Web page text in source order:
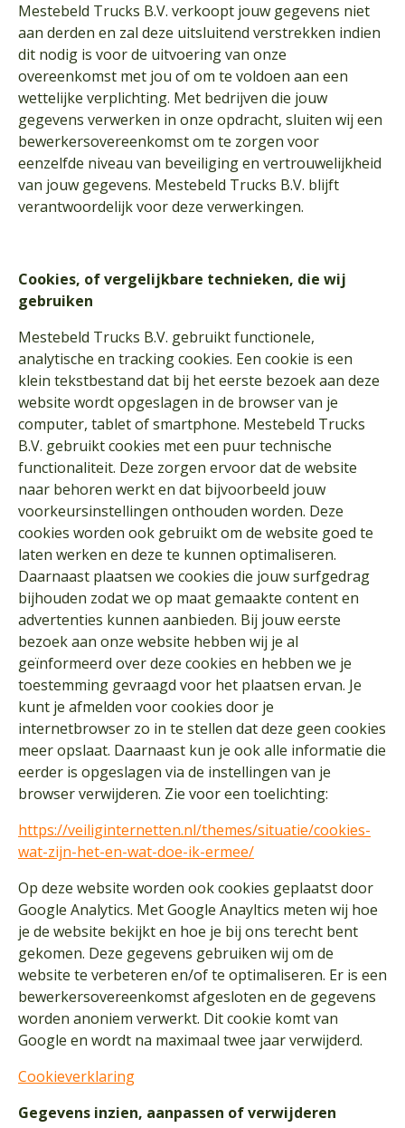
Mestebeld Trucks B.V. verkoopt jouw gegevens niet
aan derden en zal deze uitsluitend verstrekken indien
dit nodig is voor de uitvoering van onze
overeenkomst met jou of om te voldoen aan een
wettelijke verplichting. Met bedrijven die jouw
gegevens verwerken in onze opdracht, sluiten wij een
bewerkersovereenkomst om te zorgen voor
eenzelfde niveau van beveiliging en vertrouwelijkheid
van jouw gegevens. Mestebeld Trucks B.V. blijft
verantwoordelijk voor deze verwerkingen.
Cookies, of vergelijkbare technieken, die wij
gebruiken
Mestebeld Trucks B.V. gebruikt functionele,
analytische en tracking cookies. Een cookie is een
klein tekstbestand dat bij het eerste bezoek aan deze
website wordt opgeslagen in de browser van je
computer, tablet of smartphone. Mestebeld Trucks
B.V. gebruikt cookies met een puur technische
functionaliteit. Deze zorgen ervoor dat de website
naar behoren werkt en dat bijvoorbeeld jouw
voorkeursinstellingen onthouden worden. Deze
cookies worden ook gebruikt om de website goed te
laten werken en deze te kunnen optimaliseren.
Daarnaast plaatsen we cookies die jouw surfgedrag
bijhouden zodat we op maat gemaakte content en
advertenties kunnen aanbieden. Bij jouw eerste
bezoek aan onze website hebben wij je al
geïnformeerd over deze cookies en hebben we je
toestemming gevraagd voor het plaatsen ervan. Je
kunt je afmelden voor cookies door je
internetbrowser zo in te stellen dat deze geen cookies
meer opslaat. Daarnaast kun je ook alle informatie die
eerder is opgeslagen via de instellingen van je
browser verwijderen. Zie voor een toelichting:
https://veiliginternetten.nl/themes/situatie/cookies-
wat-zijn-het-en-wat-doe-ik-ermee/
Op deze website worden ook cookies geplaatst door
Google Analytics. Met Google Anayltics meten wij hoe
je de website bekijkt en hoe je bij ons terecht bent
gekomen. Deze gegevens gebruiken wij om de
website te verbeteren en/of te optimaliseren. Er is een
bewerkersovereenkomst afgesloten en de gegevens
worden anoniem verwerkt. Dit cookie komt van
Google en wordt na maximaal twee jaar verwijderd.
Cookieverklaring
Gegevens inzien, aanpassen of verwijderen